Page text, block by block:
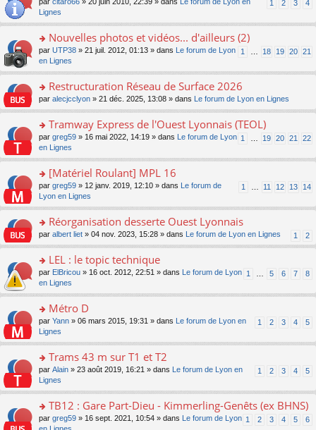
c
e
lu
le
u
s
ré
c
e
nt
g
o
n
lu
le
u
s
ré
c
e
nt
s
s
g
e
n
o
n
lu
u
s
ré
c
e
s
er
le
m
e
s
s
e
n
o
n
lu
pl
ré
c
e
1 2 3 4
Lignes
o
n
s
er
le
m
e
s
s
e
n
o
n
lu
pl
s
ré
c
e
Nouvelles photos et vidéos... d'ailleurs (2)
1 18 19 20 21
par UTP38 » 21 juil. 2012, 01:13 » dans
Le forum de Lyon
en Lignes
o
n
ult
er
le
m
e
s
s
e
n
o
n
le
s
ré
e
Restructuration Réseau de Surface 2026
par alecjcclyon » 21 déc. 2025, 13:08 » dans Le forum de Lyon en Lignes
o
n
s
er
le
m
e
s
s
e
n
o
n
lu
pl
ré
c
nt
Tramway Express de l'Ouest Lyonnais (TEOL)
1 19 20 21 22
par greg59 » 16 mai 2022, 14:19 » dans
Le forum de Lyon
en Lignes
o
s
er
le
m
e
s
s
e
n
o
n
lu
pl
ré
c
[Matériel Roulant] MPL 16
1 11 12 13 14
par greg59 » 12 janv. 2019, 12:10 » dans
Le forum de
Lyon en Lignes
o
n
ult
er
le
m
e
s
s
e
n
o
n
lu
pl
Réorganisation desserte Ouest Lyonnais
1 2
par albert liet » 04 nov. 2023, 15:28 » dans Le forum de Lyon en Lignes
o
n
s
er
le
m
e
s
s
a
n
o
LEL : le topic technique
1 5 6 7 8
par ElBricou » 16 oct. 2012, 22:51 » dans
Le forum de Lyon
en Lignes
o
s
er
le
m
e
s
s
a
Métro D
1 2 3 4 5
par Yann » 06 mars 2015, 19:31 » dans
Le forum de Lyon en
Lignes
o
s
er
le
Trams 43 m sur T1 et T2
1 2 3 4 5
par Alain » 23 août 2019, 16:21 » dans
Le forum de Lyon en
Lignes
o
TB12 : Gare Part-Dieu - Kimmerling-Genêts (ex BHNS)
1 2 3 4 5 6
par greg59 » 16 sept. 2021, 10:54 » dans
Le forum de Lyon